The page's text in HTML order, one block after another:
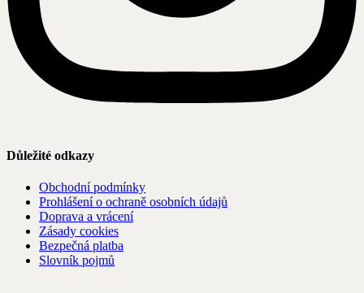
Důležité odkazy
Obchodní podmínky
Prohlášení o ochraně osobních údajů
Doprava a vrácení
Zásady cookies
Bezpečná platba
Slovník pojmů